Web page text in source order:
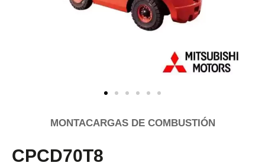
MONTACARGAS DE COMBUSTIÓN
CPCD70T8